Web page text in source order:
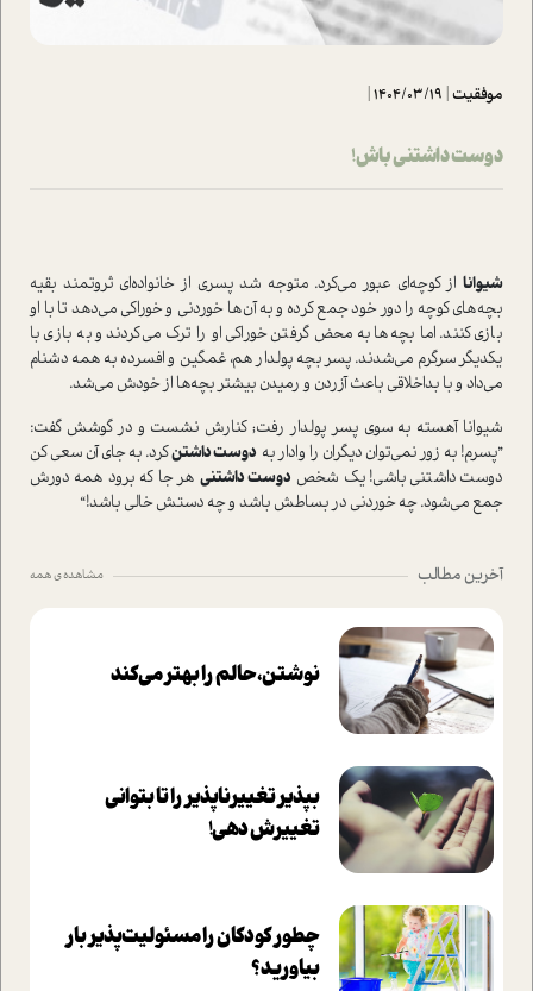
موفقیت|
1404/03/19
|
دوست داشتنی باش!
شیوانا از کوچه‌ای عبور می‌کرد. متوجه شد پسری از خانواده‌ای ثروتمند بقیه
بچه‌های کوچه را دور خود جمع كرده و به آن‌ها خوردنی و خوراکی می‌دهد تا با او
بازی کنند. اما بچه‌ها به محض گرفتن خوراکی او را ترک می‌کردند و به بازی با
یکدیگر سرگرم می‌شدند. پسر بچه پولدار هم، غمگین و افسرده به همه دشنام
می‌داد و با بداخلاقی باعث آزردن و رمیدن بیشتر بچه‌ها از خودش می‌شد.
شیوانا آهسته به سوی پسر پولدار رفت; کنارش نشست و در گوشش گفت:
”پسرم! به زور نمی‌توان دیگران را وادار به دوست داشتنکرد. به جای آن سعی کن
دوست داشتنی باشی! یک شخص دوست داشتنی هر جا که برود همه دورش
جمع می‌شود. چه خوردنی در بساطش باشد و چه دستش خالی باشد!“
آخرین مطالب مشاهده ی همه
نوشتن، حالم را بهتر می‌کند
بپذير تغييرناپذير را تا بتواني
تغييرش دهي!‏
چطور کودکان را مسئولیت‌پذیر بار
بیاورید؟